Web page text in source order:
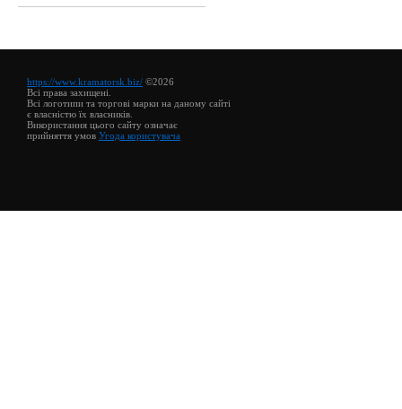
https://www.kramatorsk.biz/ ©2026
Всі права захищені.
Всі логотипи та торгові марки на даному сайті
є власністю їх власників.
Використання цього сайту означає
прийняття умов Угода користувача